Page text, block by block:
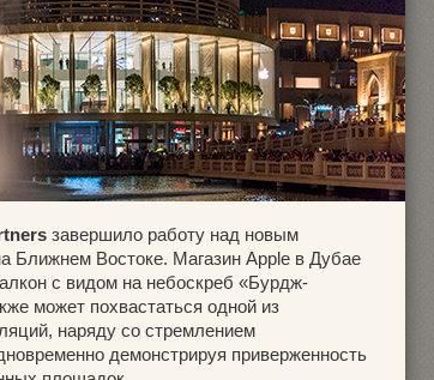
завершило работу над новым
Ближнем Востоке. Магазин Apple в Дубае
с видом на небоскреб «Бурдж-
может похвастаться одной из
наряду со стремлением
демонстрируя приверженность